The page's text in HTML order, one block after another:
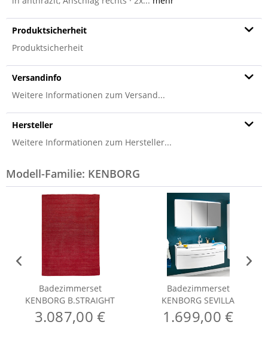
Produktsicherheit
Produktsicherheit
Versandinfo
Weitere Informationen zum Versand...
Hersteller
Weitere Informationen zum Hersteller...
Modell-Familie: KENBORG
Badezimmerset
KENBORG B.STRAIGHT
3.087,00 €
Badezimmerset
KENBORG SEVILLA
1.699,00 €